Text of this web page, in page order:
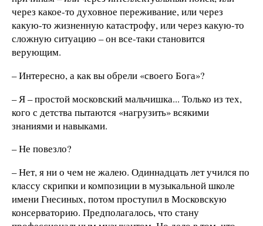
через какое-то духовное переживание, или через
какую-то жизненную катастрофу, или через какую-то
сложную ситуацию – он все-таки становится
верующим.
– Интересно, а как вы обрели «своего Бога»?
– Я – простой московский мальчишка... Только из тех,
кого с детства пытаются «нагрузить» всякими
знаниями и навыками.
– Не повезло?
– Нет, я ни о чем не жалею. Одиннадцать лет учился по
классу скрипки и композиции в музыкальной школе
имени Гнесиных, потом проступил в Московскую
консерваторию. Предполагалось, что стану